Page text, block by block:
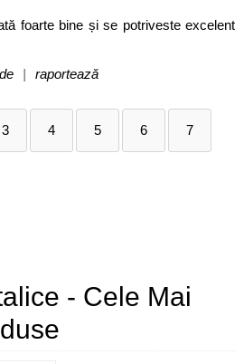
foarte bine și se potriveste excelent
| raportează
3 4 5 6 7
- Cele Mai